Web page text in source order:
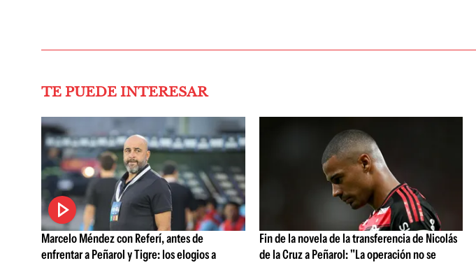
TE PUEDE INTERESAR
Marcelo Méndez con Referí, antes de
enfrentar a Peñarol y Tigre: los elogios a
Fin de la novela de la transferencia de Nicolás
de la Cruz a Peñarol: "La operación no se